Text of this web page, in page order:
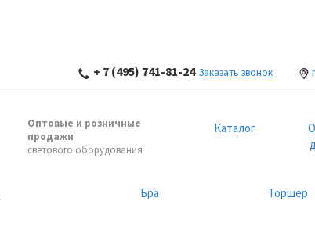
+ 7 (495) 741-81-24 Заказать звонок
Оптовые и розничные
продажи
светового оборудования
Каталог
Бра Торшер